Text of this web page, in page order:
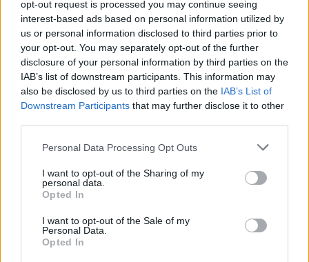
opt-out request is processed you may continue seeing
interest-based ads based on personal information utilized by
us or personal information disclosed to third parties prior to
your opt-out. You may separately opt-out of the further
disclosure of your personal information by third parties on the
IAB’s list of downstream participants. This information may
also be disclosed by us to third parties on the IAB’s List of
Downstream Participants that may further disclose it to other
Personal Data Processing Opt Outs
I want to opt-out of the Sharing of my
personal data.
Opted In
I want to opt-out of the Sale of my
Personal Data.
Opted In
Sam Altman
Ο 36χρονος εκατομμυριούχος CEO της OpenAI
-ίσως της μεγαλύτερης εταιρείας στον τομέα της
τεχνητής νοημοσύνης παγκοσμίως-, είναι ένα από
τα πιο επιδραστικά άτομα στον χώρο της
επιχειρηματικότητας, της έρευνας και της
επιστήμης. Ο αντίκτυπος του chatbot και του
διαδόχου του, του GPT-4, ήταν καθοριστικός, τόσο